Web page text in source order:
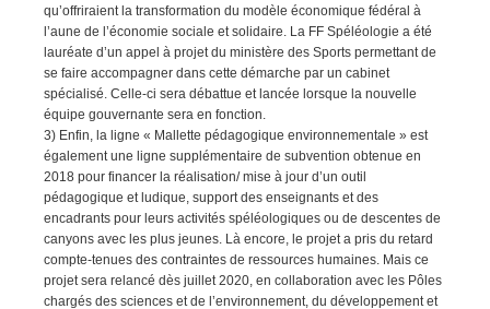
qu’offriraient la transformation du modèle économique fédéral à
l’aune de l’économie sociale et solidaire. La FF Spéléologie a été
lauréate d’un appel à projet du ministère des Sports permettant de
se faire accompagner dans cette démarche par un cabinet
spécialisé. Celle-ci sera débattue et lancée lorsque la nouvelle
équipe gouvernante sera en fonction.
3) Enfin, la ligne « Mallette pédagogique environnementale » est
également une ligne supplémentaire de subvention obtenue en
2018 pour financer la réalisation/ mise à jour d’un outil
pédagogique et ludique, support des enseignants et des
encadrants pour leurs activités spéléologiques ou de descentes de
canyons avec les plus jeunes. Là encore, le projet a pris du retard
compte-tenues des contraintes de ressources humaines. Mais ce
projet sera relancé dès juillet 2020, en collaboration avec les Pôles
chargés des sciences et de l’environnement, du développement et